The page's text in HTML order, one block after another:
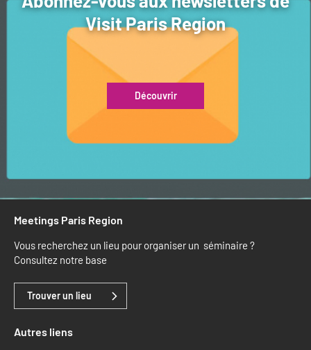
Visit Paris Region
Découvrir
Meetings Paris Region
Vous recherchez un lieu pour organiser un séminaire ?
Consultez notre base
Trouver un lieu
Autres liens